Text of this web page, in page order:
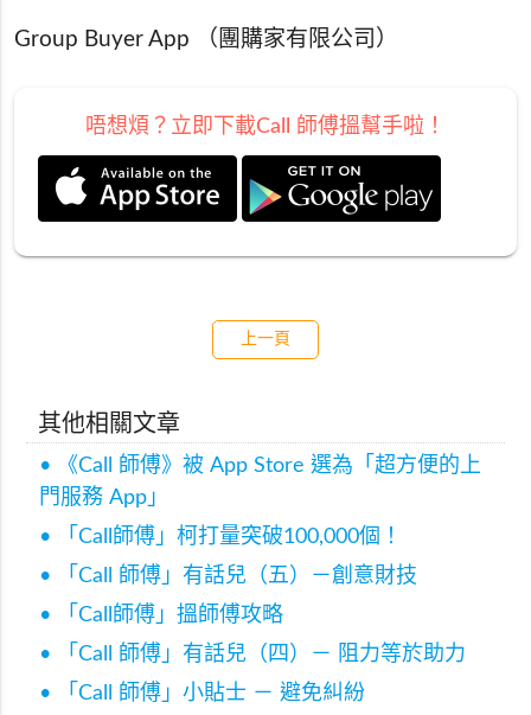
Group Buyer App （團購家有限公司）
唔想煩？立即下載Call 師傅搵幫手啦！
上一頁
其他相關文章
• 《Call 師傅》被 App Store 選為「超方便的上
門服務 App」
• 「Call師傅」柯打量突破100,000個！
• 「Call 師傅」有話兒（五）－創意財技
• 「Call師傅」搵師傅攻略
• 「Call 師傅」有話兒（四）－ 阻力等於助力
• 「Call 師傅」小貼士 － 避免糾紛